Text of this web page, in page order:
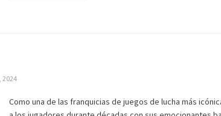
2024
Como una de las franquicias de juegos de lucha más